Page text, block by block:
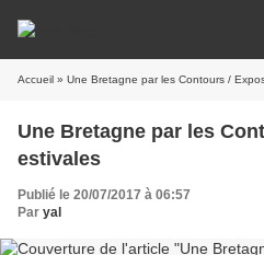
Accueil » Une Bretagne par les Contours /
Une Bretagne par les
estivales
Publié le 20/07/2017 à 06:57
Par yal